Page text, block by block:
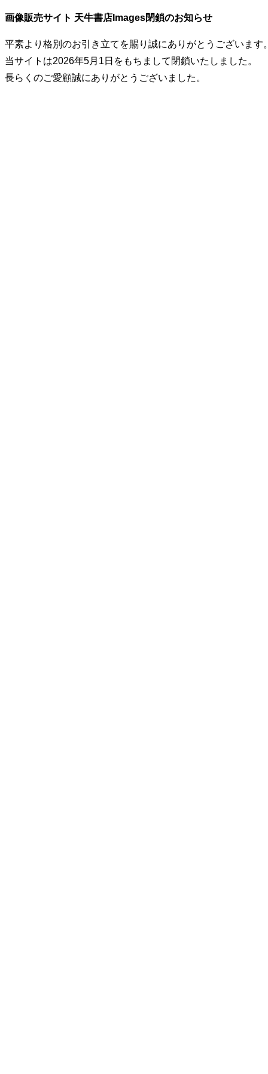
画像販売サイト 天牛書店Images閉鎖のお知らせ
平素より格別のお引き立てを賜り誠にありがとうございます
当サイトは2026年5月1日をもちまして閉鎖いたしました。
長らくのご愛顧誠にありがとうございました。